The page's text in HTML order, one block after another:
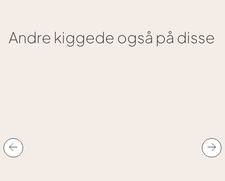
Andre kiggede også på disse